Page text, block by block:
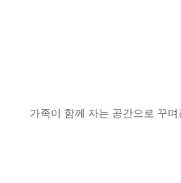
가족이 함께 자는 공간으로 꾸며